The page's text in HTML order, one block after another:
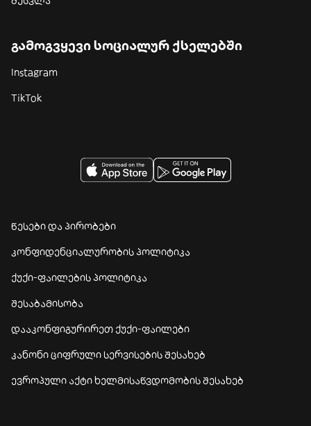
გამოგვყევი სოციალურ ქსელებში
Instagram
TikTok
წესები და პირობები
კონფიდენციალურობის პოლიტიკა
ქუქი-ფაილების პოლიტიკა
შესაბამისობა
დააკონფიგურირეთ ქუქი-ფაილები
კანონი ციფრული სერვისების შესახებ
ევროპული აქტი ხელმისაწვდომობის შესახებ